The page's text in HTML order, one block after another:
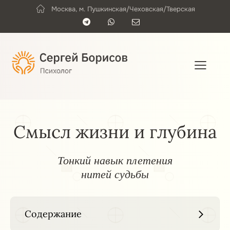
Москва, м. Пушкинская/Чеховская/Тверская
Смысл жизни и глубина
Тонкий навык плетения
нитей судьбы
Содержание